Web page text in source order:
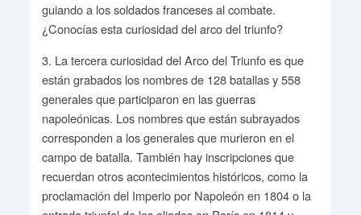
guiando a los soldados franceses al combate.
¿Conocías esta curiosidad del arco del triunfo?
3. La tercera curiosidad del Arco del Triunfo es que
están grabados los nombres de 128 batallas y 558
generales que participaron en las guerras
napoleónicas. Los nombres que están subrayados
corresponden a los generales que murieron en el
campo de batalla. También hay inscripciones que
recuerdan otros acontecimientos históricos, como la
proclamación del Imperio por Napoleón en 1804 o la